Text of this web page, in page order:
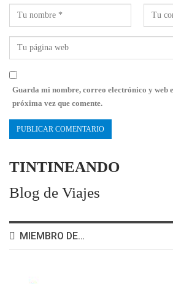
Guarda mi nombre, correo electrónico y web
próxima vez que comente.
TINTINEANDO
Blog de Viajes
MIEMBRO DE…